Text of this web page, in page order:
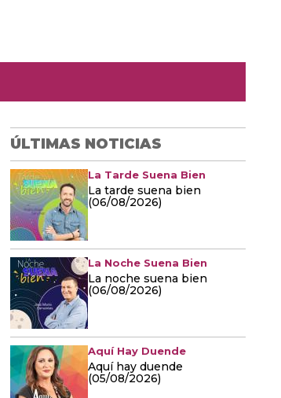
ÚLTIMAS NOTICIAS
La Tarde Suena Bien
La tarde suena bien
(06/08/2026)
La Noche Suena Bien
La noche suena bien
(06/08/2026)
Aquí Hay Duende
Aquí hay duende
(05/08/2026)